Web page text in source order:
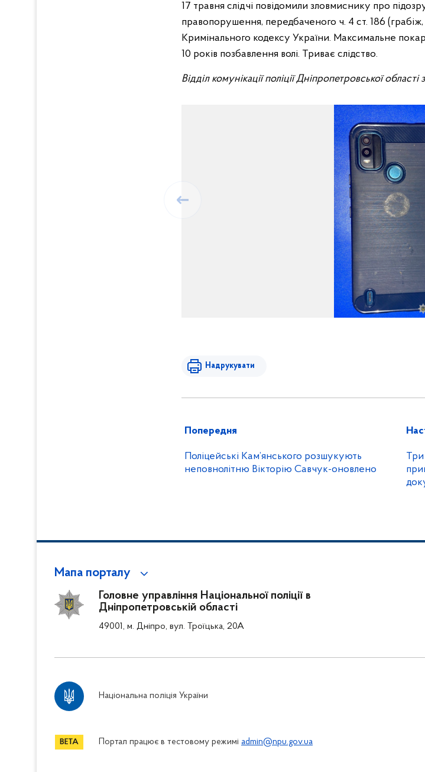
17 травня слідчі повідомили зловмиснику про
правопорушення, передбаченого ч. 4 ст. 186
Кримінального кодексу України. Максимальне
10 років позбавлення волі. Триває слідство.
Відділ комунікації поліції Дніпропетровської
Надрукувати
Попередня
Поліцейські Кам’янського розшукують
неповнолітню Вікторію Савчук-оновлено
Мапа порталу
Головне управління Національної поліції в
Дніпропетровській області
49001, м. Дніпро, вул. Троїцька, 20А
Національна поліція України
Портал працює в тестовому режимі admin@npu.gov.ua